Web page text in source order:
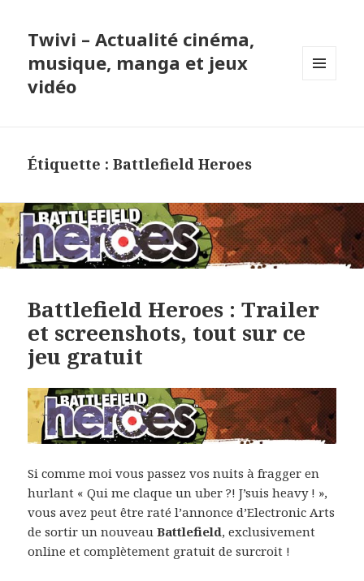
Twivi – Actualité cinéma,
musique, manga et jeux
vidéo
Étiquette :Battlefield Heroes
Battlefield Heroes : Trailer
et screenshots, tout sur ce
jeu gratuit
Si comme moi vous passez vos nuits à fragger en
hurlant « Qui me claque un uber ?! J’suis heavy ! »,
vous avez peut être raté l’annonce d’Electronic Arts
de sortir un nouveauBattlefield, exclusivement
online et complètement gratuit de surcroit !